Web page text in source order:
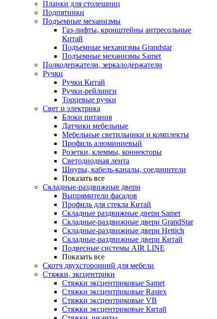
Планки для столешниц
Подпятники
Подъемные механизмы
Газ-лифты, кронштейны антресольные
Китай
Подъемные механизмы Grandstar
Подъемные механизмы Samet
Полкодержатели, зеркалодержатели
Ручки
Ручки Китай
Ручки-рейлинги
Торцевые ручки
Свет и электрика
Блоки питания
Датчики мебельные
Мебельные светильники и комплекты
Профиль алюминиевый
Розетки, клеммы, коннекторы
Светодиодная лента
Шнуры, кабель-каналы, соединители
Показать все
Складные-раздвижные двери
Выпрямители фасадов
Профиль для стекла Китай
Складные раздвижные двери Samet
Складные-раздвижные двери GrandStar
Складные-раздвижные двери Hettich
Складные-раздвижные двери Китай
Подвесные системы AIR LINE
Показать все
Скотч двухсторонний для мебели
Стяжки, эксцентрики
Cтяжки эксцентриковые Samet
Стяжки эксцентриковые Rastex
Стяжки эксцентриковые VB
Стяжки эксцентриковые Китай